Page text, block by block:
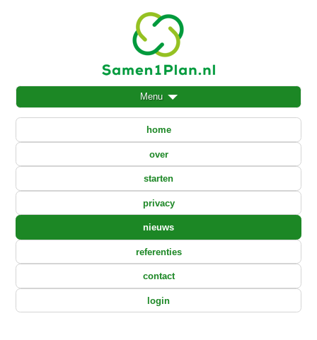
Menu
home
over
starten
privacy
nieuws
referenties
contact
login